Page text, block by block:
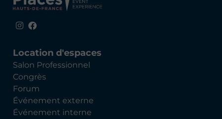
Location d'espaces
Salon Professionnel
Congrès
Forum
Événement externe
Événement interne